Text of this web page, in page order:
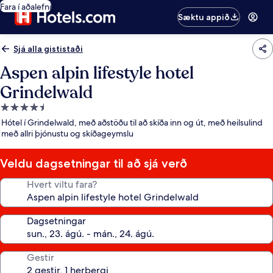
Fara í aðalefni
Sæktu appið
Sjá alla gististaði
Aspen alpin lifestyle hotel
Grindelwald
4.5
stjörnu
gististaður
Hótel í Grindelwald, með aðstöðu til að skíða inn og út, með heilsulind
með allri þjónustu og skíðageymslu
Veldu dagsetningar til að sjá verð
Hvert viltu fara?
Dagsetningar
Gestir